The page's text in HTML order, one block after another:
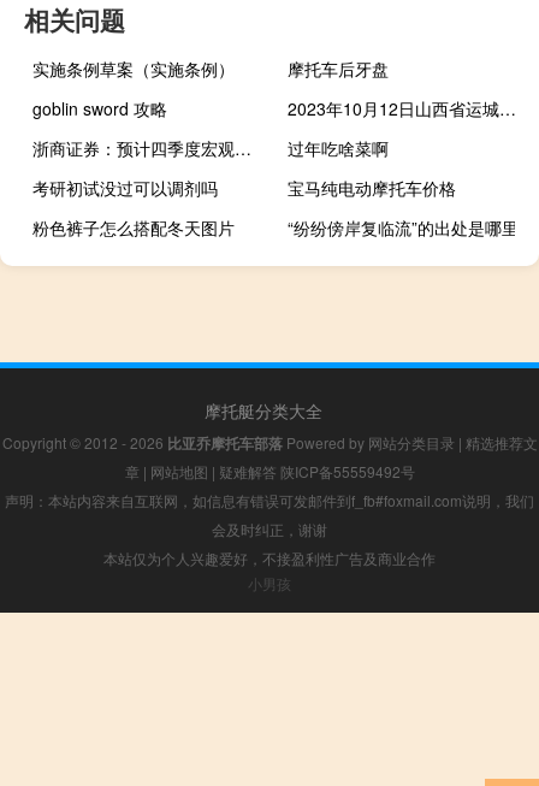
相关问题
实施条例草案（实施条例）
摩托车后牙盘
goblin sword 攻略
2023年10月12日山西省运城市疫情大数据-今日/今天疫情全网搜索最新实时消息动态情况通知播报
浙商证券：预计四季度宏观经济或延续回稳向好的态势
过年吃啥菜啊
考研初试没过可以调剂吗
宝马纯电动摩托车价格
粉色裤子怎么搭配冬天图片
“纷纷傍岸复临流”的出处是哪里
摩托艇分类大全
Copyright © 2012 - 2026 比亚乔摩托车部落Powered by 网站分类目录 | 精选推荐文
章 | 网站地图 | 疑难解答 陕ICP备55559492号
声明：本站内容来自互联网，如信息有错误可发邮件到f_fb#foxmail.com说明，我们
会及时纠正，谢谢
本站仅为个人兴趣爱好，不接盈利性广告及商业合作
小男孩